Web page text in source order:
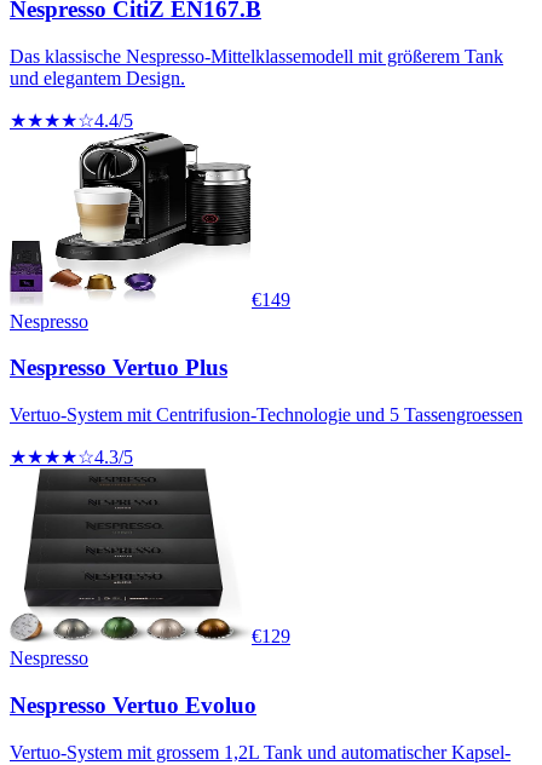
Nespresso CitiZ EN167.B
Das klassische Nespresso-Mittelklassemodell mit größerem Tank
und elegantem Design.
★★★★☆4.4/5
€149
Nespresso
Nespresso Vertuo Plus
Vertuo-System mit Centrifusion-Technologie und 5 Tassengroessen
★★★★☆4.3/5
€129
Nespresso
Nespresso Vertuo Evoluo
Vertuo-System mit grossem 1,2L Tank und automatischer Kapsel-